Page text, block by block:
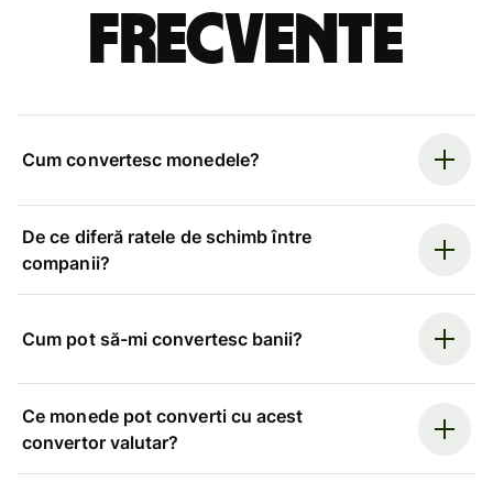
frecvente
Cum convertesc monedele?
De ce diferă ratele de schimb între
companii?
Cum pot să-mi convertesc banii?
Ce monede pot converti cu acest
convertor valutar?